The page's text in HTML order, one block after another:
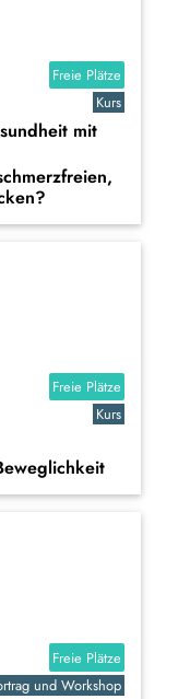
Freie Plätze
Kurs
mit
Freie Plätze
Kurs
Freie Plätze
und Workshop